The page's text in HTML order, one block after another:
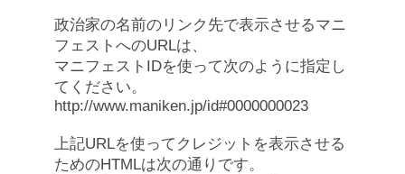
政治家の名前のリンク先で表示させるマニ
フェストへのURLは、
マニフェストIDを使って次のように指定し
てください。
http://www.maniken.jp/id#0000000023
上記URLを使ってクレジットを表示させる
ためのHTMLは次の通りです。